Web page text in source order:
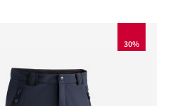
30%